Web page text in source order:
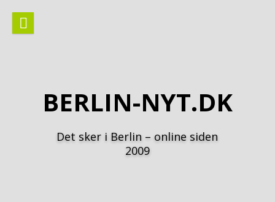
indhold
BERLIN-NYT.DK
Det sker i Berlin – online siden
2009